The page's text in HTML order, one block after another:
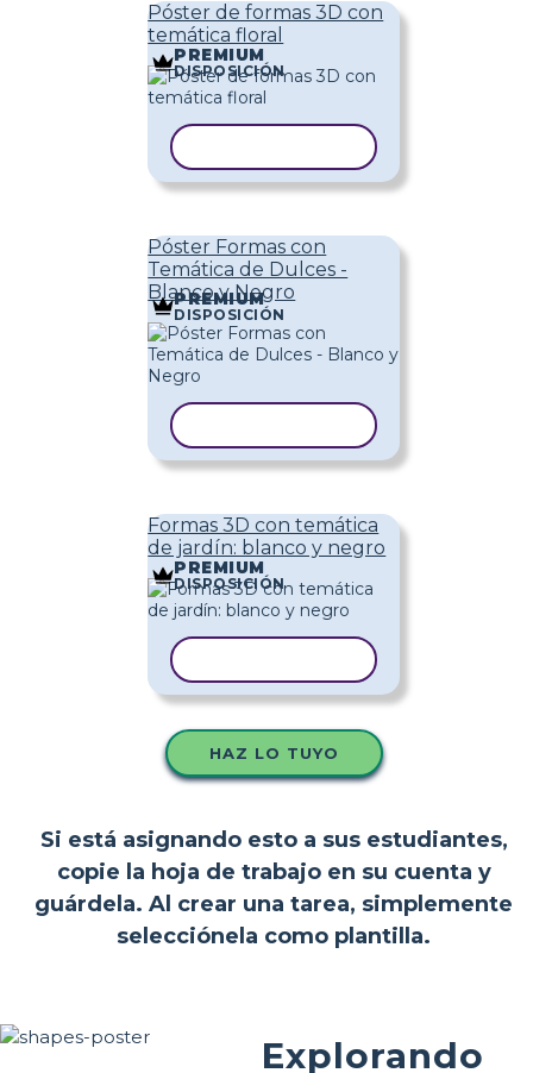
Póster de formas 3D con
temática floral
PREMIUM
DISPOSICIÓN
Póster Formas con
Temática de Dulces -
Blanco y Negro
PREMIUM
DISPOSICIÓN
Formas 3D con temática
de jardín: blanco y negro
PREMIUM
DISPOSICIÓN
HAZ LO TUYO
Si está asignando esto a sus estudiantes,
copie la hoja de trabajo en su cuenta y
guárdela. Al crear una tarea, simplemente
selecciónela como plantilla.
Explorando